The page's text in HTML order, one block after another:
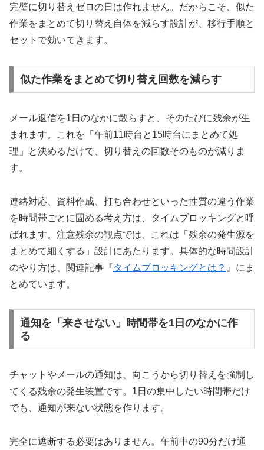
完璧に切り替えゼロの日は作れません。だからこそ、似た
作業をまとめて切り替え自体を減らす設計が、移行手順と
セットで効いてきます。
似た作業をまとめて切り替え回数を減らす
メール返信を1日のなかに散らすと、そのたびに残余が生
まれます。これを「午前11時台と15時台にまとめて処
理」と決めるだけで、切り替えの回数そのものが減りま
す。
連絡対応、資料作成、打ち合わせといった性質の違う作業
を時間帯ごとに固める考え方は、タイムブロッキングと呼
ばれます。注意残余の観点では、これは「残余の発生源を
まとめて細くする」設計にあたります。具体的な時間設計
のやり方は、関連記事『タイムブロッキングとは？ 』にま
とめています。
通知を「来させない」時間帯を1日のなかに作
る
チャットやメールの通知は、向こうから切り替えを強制し
てくる残余の発生装置です。1日の集中したい時間帯だけ
でも、通知が来ない状態を作ります。
完全に遮断する必要はありません。午前中の90分だけ通